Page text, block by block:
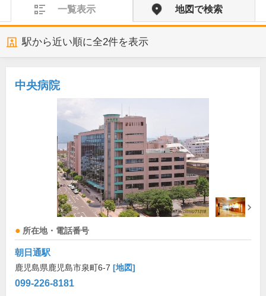
一覧表示 地図で検索
駅から近い順に全2件を表示
中央病院
所在地・電話番号
朝日通駅
鹿児島県鹿児島市泉町6-7 [地図]
099-226-8181